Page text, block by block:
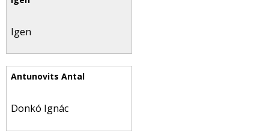
Igen
Donkó Ignác